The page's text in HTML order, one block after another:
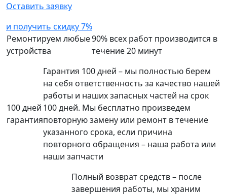
Оставить заявку
и получить скидку 7%
Ремонтируем любые
устройства
90% всех работ производится в
течение 20 минут
100 дней
гарантия
Гарантия 100 дней – мы полностью берем
на себя ответственность за качество нашей
работы и наших запасных частей на срок
100 дней. Мы бесплатно произведем
повторную замену или ремонт в течение
указанного срока, если причина
повторного обращения – наша работа или
наши запчасти
Полный возврат средств – после
завершения работы, мы храним